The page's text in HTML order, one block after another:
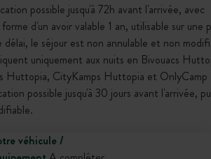
possible jusqu'à 72h avant l'arrivée, avec
d'un avoir valable 1 an, utilisable sur une
délai, le séjour est non annulable et non
uniquement aux nuits en Bivouacs
Huttopia, CityKamps Huttopia et OnlyCamp
possible jusqu'à 30 jours avant l'arrivée,
véhicule /